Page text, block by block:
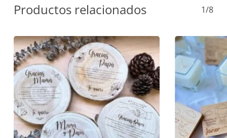
Productos relacionados 1/8